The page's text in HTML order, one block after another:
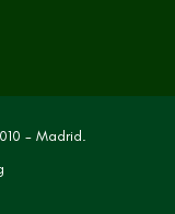
- Madrid.